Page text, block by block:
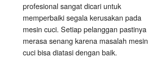
profesional sangat dicari untuk
memperbaiki segala kerusakan pada
mesin cuci. Setiap pelanggan pastinya
merasa senang karena masalah mesin
cuci bisa diatasi dengan baik.